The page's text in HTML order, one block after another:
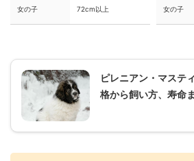
女の子 72cm以上 女の子
ピレニアン・マステ
格から飼い方、寿命